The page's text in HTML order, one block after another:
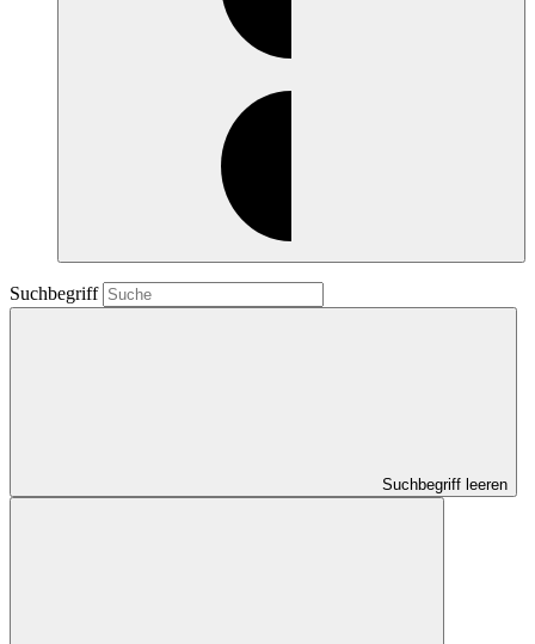
Suchbegriff
Suchbegriff leeren